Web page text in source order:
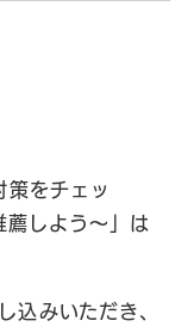
をチェッ
しよう〜」は
込みいただき、